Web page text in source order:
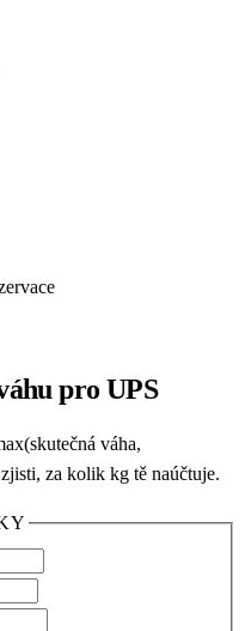
pro UPS
váha,
za kolik kg tě naúčtuje.